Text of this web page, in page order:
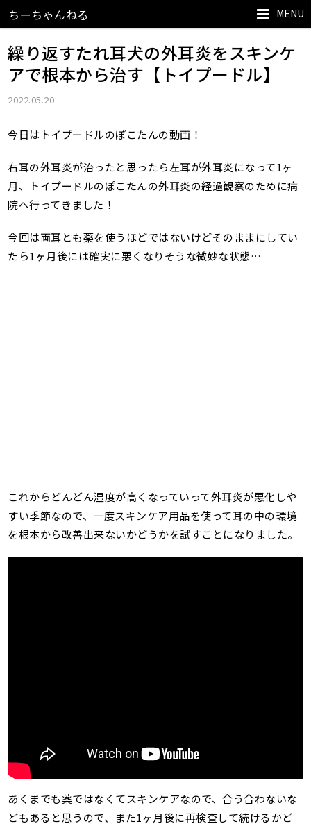
MENU
ちーちゃんねる
繰り返すたれ耳犬の外耳炎をスキンケ
アで根本から治す【トイプードル】
2022.05.20
今日はトイプードルのぽこたんの動画！
右耳の外耳炎が治ったと思ったら左耳が外耳炎になって1ヶ
月、トイプードルのぽこたんの外耳炎の経過観察のために病
院へ行ってきました！
今回は両耳とも薬を使うほどではないけどそのままにしてい
たら1ヶ月後には確実に悪くなりそうな微妙な状態…
これからどんどん湿度が高くなっていって外耳炎が悪化しや
すい季節なので、一度スキンケア用品を使って耳の中の環境
を根本から改善出来ないかどうかを試すことになりました。
あくまでも薬ではなくてスキンケアなので、合う合わないな
どもあると思うので、また1ヶ月後に再検査して続けるかど